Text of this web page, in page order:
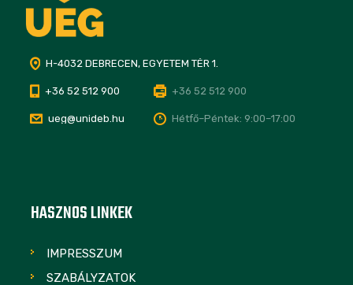
H-4032 DEBRECEN, EGYETEM TÉR 1.
+36 52 512 900 +36 52 512 900
ueg@unideb.hu Hétfő–Péntek: 9:00–17:00
HASZNOS LINKEK
IMPRESSZUM
SZABÁLYZATOK